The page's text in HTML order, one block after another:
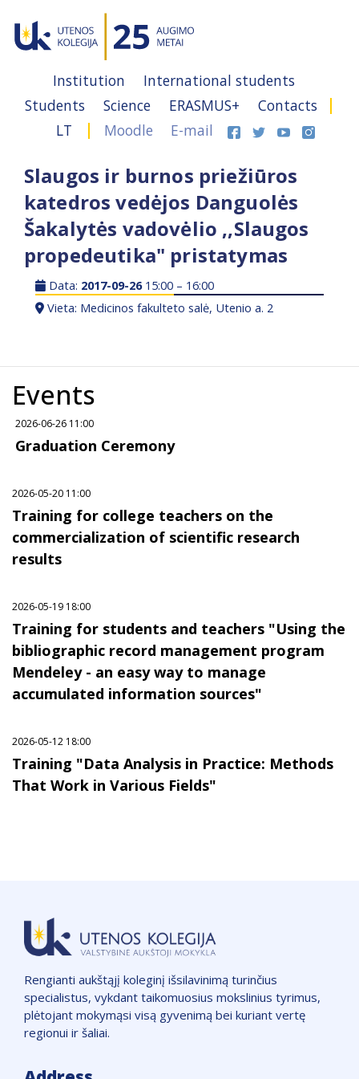
Institution
International students
Students
Science ERASMUS+
Contacts
LT
Moodle E-mail
Slaugos ir burnos priežiūros
katedros vedėjos Danguolės
Šakalytės vadovėlio ,,Slaugos
propedeutika" pristatymas
Data: 2017-09-2615:00 – 16:00
Vieta: Medicinos fakulteto salė, Utenio a. 2
Events
2026-06-26 11:00
Graduation Ceremony
2026-05-20 11:00
Training for college teachers on the
commercialization of scientific research
results
2026-05-19 18:00
Training for students and teachers "Using the
bibliographic record management program
Mendeley - an easy way to manage
accumulated information sources"
2026-05-12 18:00
Training "Data Analysis in Practice: Methods
That Work in Various Fields"
Rengianti aukštąjį koleginį išsilavinimą turinčius
specialistus, vykdant taikomuosius mokslinius tyrimus,
plėtojant mokymąsi visą gyvenimą bei kuriant vertę
regionui ir šaliai.